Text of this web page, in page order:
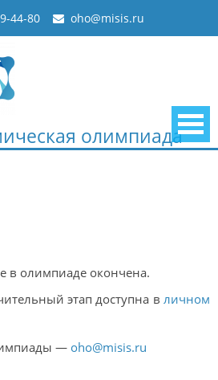
44-80 oho@misis.ru
олимпиада
в олимпиаде окончена.
этап доступна в личном
— oho@misis.ru